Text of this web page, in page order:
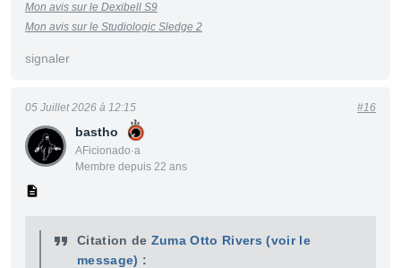
Mon avis sur le Dexibell S9
Mon avis sur le Studiologic Sledge 2
signaler
bastho
AFicionado·a
Membre depuis 22 ans
05 Juillet 2026 à 12:15 #16
Citation de Zuma Otto Rivers (voir le
message) :